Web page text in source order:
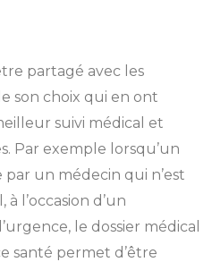
partagé avec les
son choix qui en ont
suivi médical et
Par exemple lorsqu’un
un médecin qui n’est
l’occasion d’un
le dossier médical
santé permet d’être